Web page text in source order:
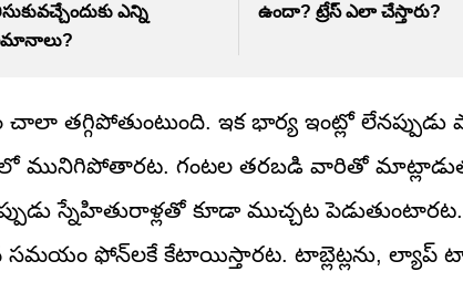
ఎన్ని
ఉందా? ట్రేస్ ఎలా చేస్తారు?
తగ్గిపోతుంటుంది. ఇక భార్య ఇంట్లో లేనప్పుడు
మునిగిపోతారట. గంటల తరబడి వారితో
స్నేహితురాళ్లతో కూడా ముచ్చట పెడుతుంటారట.
సమయం ఫోన్‌లకే కేటాయిస్తారట. టాబ్లెట్లను, ల్యాప్